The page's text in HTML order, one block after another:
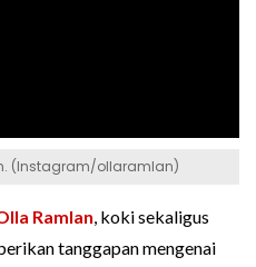
(Instagram/ollaramlan)
Ramlan, koki sekaligus
tanggapan mengenai